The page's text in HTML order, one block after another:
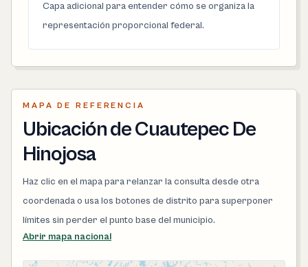
Capa adicional para entender cómo se organiza la
representación proporcional federal.
MAPA DE REFERENCIA
Ubicación de Cuautepec De
Hinojosa
Haz clic en el mapa para relanzar la consulta desde otra
coordenada o usa los botones de distrito para superponer
límites sin perder el punto base del municipio.
Abrir mapa nacional